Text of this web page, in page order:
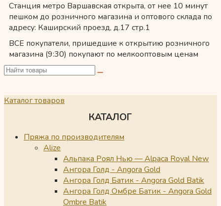
Станция метро Варшавская открыта, от нее 10 минут
пешком до розничного магазина и оптового склада по
адресу: Каширский проезд, д.17 стр.1
ВСЕ покупатели, пришедшие к открытию розничного
магазина (9:30) покупают по мелкооптовым ценам
Каталог товаров
КАТАЛОГ
Пряжа по производителям
Alize
Альпака Роял Нью — Alpaca Royal New
Ангора Голд - Angora Gold
Ангора Голд Батик - Angora Gold Batik
Ангора Голд Омбре Батик - Angora Gold
Ombre Batik